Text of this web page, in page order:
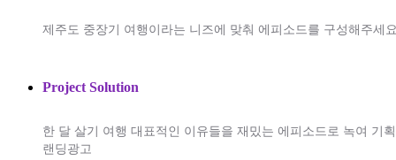
제주도 중장기 여행이라는 니즈에 맞춰 에피소드를 구성해주세
Project Solution
한 달 살기 여행 대표적인 이유들을 재밌는 에피소드로 녹여 기
랜딩광고